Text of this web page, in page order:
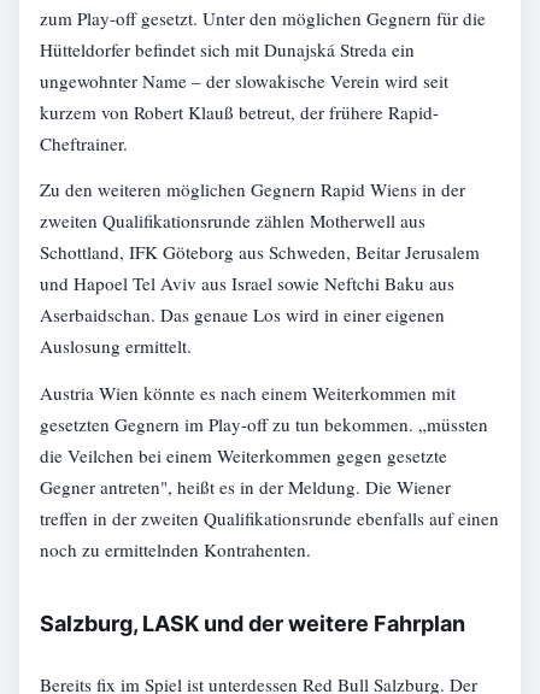
zum Play-off gesetzt. Unter den möglichen Gegnern für die
Hütteldorfer befindet sich mit Dunajská Streda ein
ungewohnter Name – der slowakische Verein wird seit
kurzem von Robert Klauß betreut, der frühere Rapid-
Cheftrainer.
Zu den weiteren möglichen Gegnern Rapid Wiens in der
zweiten Qualifikationsrunde zählen Motherwell aus
Schottland, IFK Göteborg aus Schweden, Beitar Jerusalem
und Hapoel Tel Aviv aus Israel sowie Neftchi Baku aus
Aserbaidschan. Das genaue Los wird in einer eigenen
Auslosung ermittelt.
Austria Wien könnte es nach einem Weiterkommen mit
gesetzten Gegnern im Play-off zu tun bekommen. „müssten
die Veilchen bei einem Weiterkommen gegen gesetzte
Gegner antreten", heißt es in der Meldung. Die Wiener
treffen in der zweiten Qualifikationsrunde ebenfalls auf einen
noch zu ermittelnden Kontrahenten.
Salzburg, LASK und der weitere Fahrplan
Bereits fix im Spiel ist unterdessen Red Bull Salzburg. Der